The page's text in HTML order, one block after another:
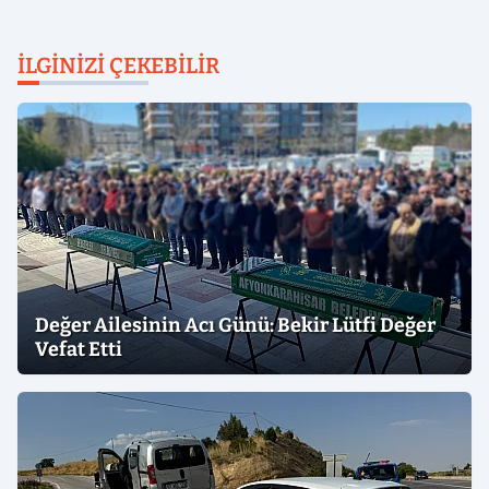
İLGINIZI ÇEKEBILIR
Değer Ailesinin Acı Günü: Bekir Lütfi Değer
Vefat Etti